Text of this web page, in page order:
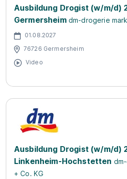
Ausbildung Drogist (w/m/d)
Germersheim dm-drogerie
01.08.2027
76726 Germersheim
Video
Ausbildung Drogist (w/m/d)
Linkenheim-Hochstetten
+ Co. KG